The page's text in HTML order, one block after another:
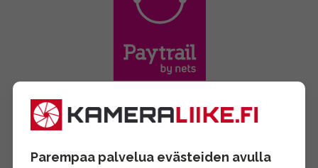
Parempaa palvelua evästeiden avulla